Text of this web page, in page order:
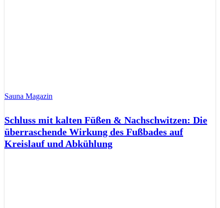
Sauna Magazin
Schluss mit kalten Füßen & Nachschwitzen: Die
überraschende Wirkung des Fußbades auf
Kreislauf und Abkühlung